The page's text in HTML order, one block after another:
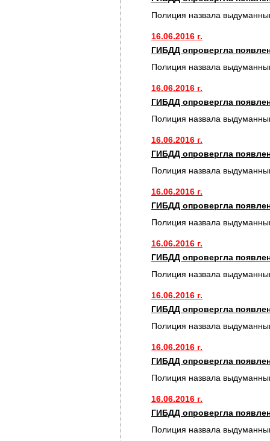
Полиция назвала
16.06.2016 г.
ГИБДД опровергла
Полиция назвала
16.06.2016 г.
ГИБДД опровергла
Полиция назвала
16.06.2016 г.
ГИБДД опровергла
Полиция назвала
16.06.2016 г.
ГИБДД опровергла
Полиция назвала
16.06.2016 г.
ГИБДД опровергла
Полиция назвала
16.06.2016 г.
ГИБДД опровергла
Полиция назвала
16.06.2016 г.
ГИБДД опровергла
Полиция назвала
16.06.2016 г.
ГИБДД опровергла
Полиция назвала